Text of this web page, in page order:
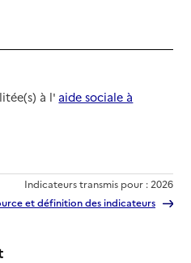
à l' aide sociale à
Indicateurs transmis pour : 2026
et définition des indicateurs